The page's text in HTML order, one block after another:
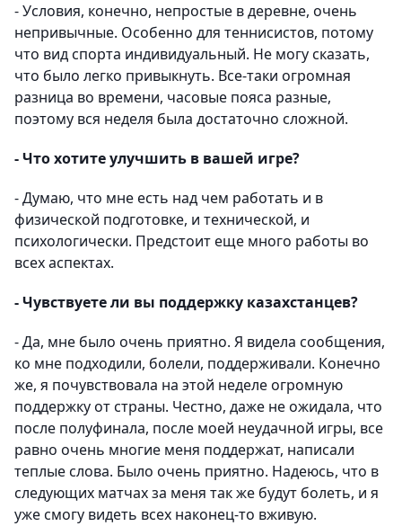
- Условия, конечно, непростые в деревне, очень
непривычные. Особенно для теннисистов, потому
что вид спорта индивидуальный. Не могу сказать,
что было легко привыкнуть. Все-таки огромная
разница во времени, часовые пояса разные,
поэтому вся неделя была достаточно сложной.
- Что хотите улучшить в вашей игре?
- Думаю, что мне есть над чем работать и в
физической подготовке, и технической, и
психологически. Предстоит еще много работы во
всех аспектах.
- Чувствуете ли вы поддержку казахстанцев?
- Да, мне было очень приятно. Я видела сообщения,
ко мне подходили, болели, поддерживали. Конечно
же, я почувствовала на этой неделе огромную
поддержку от страны. Честно, даже не ожидала, что
после полуфинала, после моей неудачной игры, все
равно очень многие меня поддержат, написали
теплые слова. Было очень приятно. Надеюсь, что в
следующих матчах за меня так же будут болеть, и я
уже смогу видеть всех наконец-то вживую.